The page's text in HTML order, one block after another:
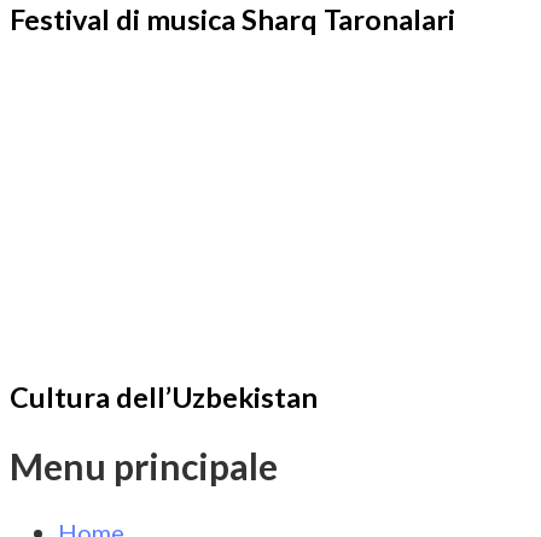
Festival di musica Sharq Taronalari
Cultura dell’Uzbekistan
Menu principale